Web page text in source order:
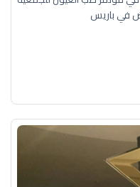
في باريس